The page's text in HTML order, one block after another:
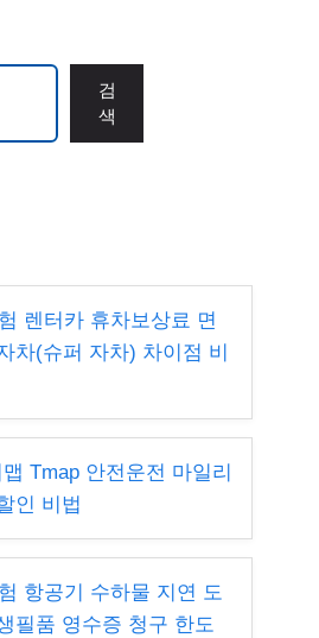
검
색
렌터카 휴차보상료 면
차(슈퍼 자차) 차이점 비
Tmap 안전운전 마일리
인 비법
항공기 수하물 지연 도
필품 영수증 청구 한도